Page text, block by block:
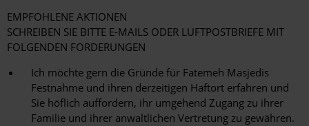
EMPFOHLENE AKTIONEN
SCHREIBEN SIE BITTE E-MAILS ODER LUFTPOSTBRIEFE MIT
FOLGENDEN FORDERUNGEN
Ich möchte gern die Gründe für Fatemeh Masjedis
Festnahme und ihren derzeitigen Haftort erfahren und
Sie höflich auffordern, ihr umgehend Zugang zu ihrer
Familie und ihrer anwaltlichen Vertretung zu gewähren.